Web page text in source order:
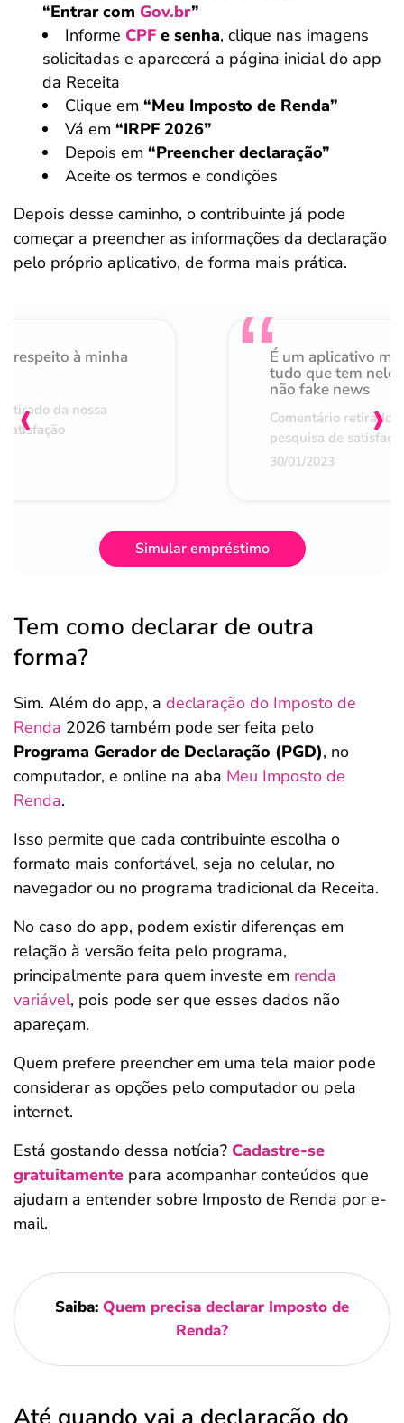
“Entrar com Gov.br”
Informe CPF e senha, clique nas imagens
solicitadas e aparecerá a página inicial do app
da Receita
Clique em “Meu Imposto de Renda”
Vá em “IRPF 2026”
Depois em “Preencher declaração”
Aceite os termos e condições
Depois desse caminho, o contribuinte já pode
começar a preencher as informações da declaração
pelo próprio aplicativo, de forma mais prática.
respeito à minha
da nossa
É um aplicativo
tudo que tem nele
não fake news
Comentário retirado
pesquisa de
30/01/2023
‹ ›
Simular empréstimo
Tem como declarar de outra
forma?
Sim. Além do app, a declaração do Imposto de
Renda 2026 também pode ser feita pelo
Programa Gerador de Declaração (PGD), no
computador, e online na aba Meu Imposto de
Renda.
Isso permite que cada contribuinte escolha o
formato mais confortável, seja no celular, no
navegador ou no programa tradicional da Receita.
No caso do app, podem existir diferenças em
relação à versão feita pelo programa,
principalmente para quem investe em renda
variável, pois pode ser que esses dados não
apareçam.
Quem prefere preencher em uma tela maior pode
considerar as opções pelo computador ou pela
internet.
Está gostando dessa notícia? Cadastre-se
gratuitamente para acompanhar conteúdos que
ajudam a entender sobre Imposto de Renda por e-
mail.
Saiba: Quem precisa declarar Imposto de
Renda?